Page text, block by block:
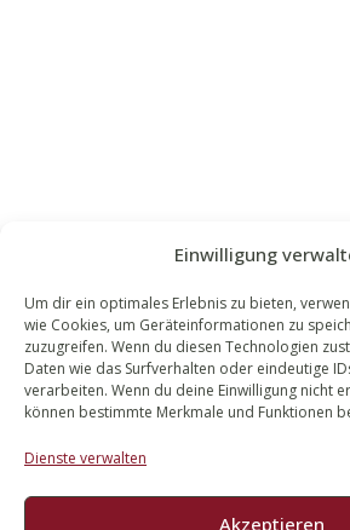
Einwilligung
Um dir ein optimales Erlebnis zu bieten,
wie Cookies, um Geräteinformationen zu
zuzugreifen. Wenn du diesen Technologien
Daten wie das Surfverhalten oder eindeutige
verarbeiten. Wenn du deine Einwilligung nicht
können bestimmte Merkmale und Funktionen
Dienste verwalten
Akzeptieren
WALEK
Bachstraße 13
56727 Mayen
02651 98 900
info@walek-